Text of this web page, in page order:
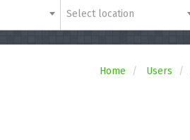
Select location
Home Users